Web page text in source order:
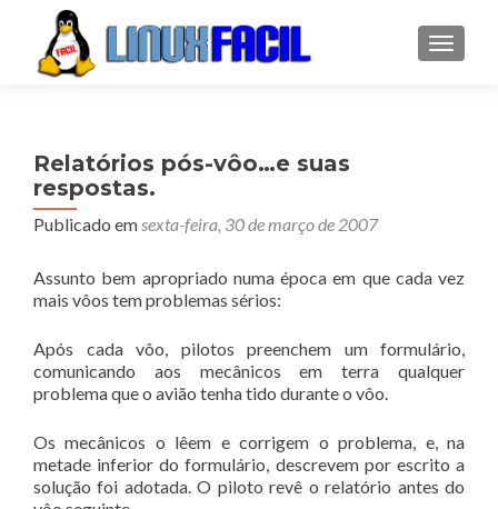
Relatórios pós-vôo…e suas
respostas.
Publicado emsexta-feira, 30 de março de 2007
Assunto bem apropriado numa época em que cada vez
mais vôos tem problemas sérios:
Após cada vôo, pilotos preenchem um formulário,
comunicando aos mecânicos em terra qualquer
problema que o avião tenha tido durante o vôo.
Os mecânicos o lêem e corrigem o problema, e, na
metade inferior do formulário, descrevem por escrito a
solução foi adotada. O piloto revê o relatório antes do